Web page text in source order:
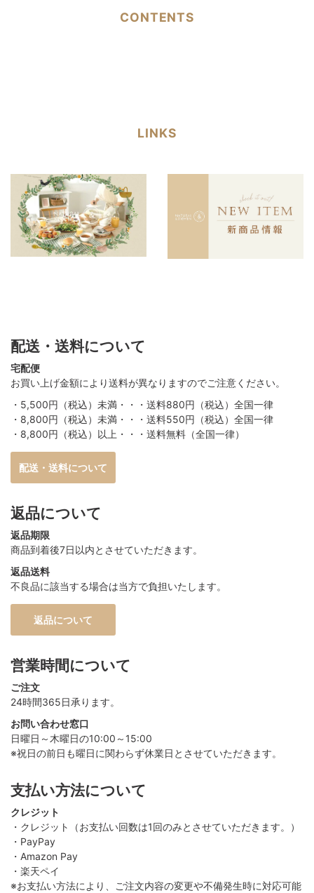
CONTENTS
LINKS
配送・送料について
宅配便
お買い上げ金額により送料が異なりますのでご注意ください。
・5,500円（税込）未満・・・送料880円（税込）全国一律
・8,800円（税込）未満・・・送料550円（税込）全国一律
・8,800円（税込）以上・・・送料無料（全国一律）
配送・送料について
返品について
返品期限
商品到着後7日以内とさせていただきます。
返品送料
不良品に該当する場合は当方で負担いたします。
返品について
営業時間について
ご注文
24時間365日承ります。
お問い合わせ窓口
日曜日～木曜日の10:00～15:00
※祝日の前日も曜日に関わらず休業日とさせていただきます。
支払い方法について
クレジット
・クレジット（お支払い回数は1回のみとさせていただきます。）
・PayPay
・Amazon Pay
・楽天ペイ
※お支払い方法により、ご注文内容の変更や不備発生時に対応可能